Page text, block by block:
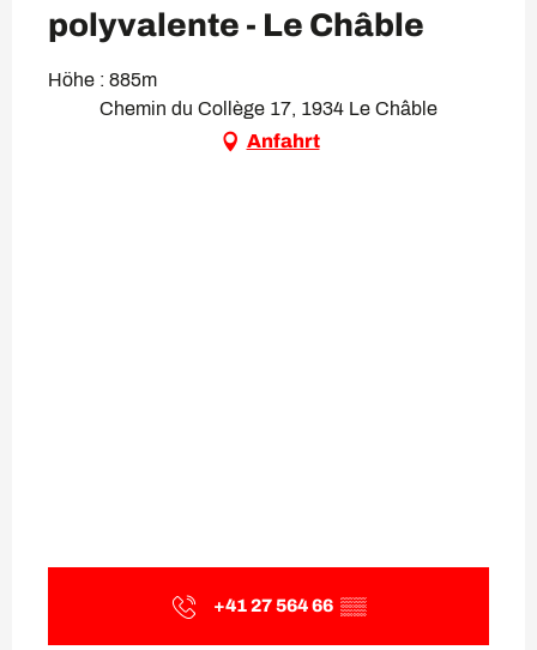
polyvalente - Le Châble
Höhe : 885m
Chemin du Collège 17, 1934 Le Châble
Anfahrt
+41 27 564 66 ▒▒